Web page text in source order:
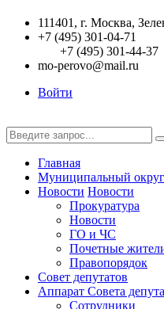
111401, г. Москва,
+7 (495) 301-04-71
+7 (495) 301-44-37
mo-perovo@mail.ru
Войти
Главная
Муниципальный округ
Новости Новости
Прокуратура
Новости
ГО и ЧС
Почетные
Правопорядок
Совет депутатов
Аппарат Совета
Сотрудники